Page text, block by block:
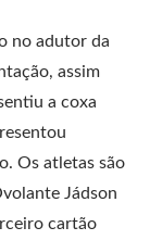
no adutor da
assim
a coxa
Os atletas são
Jádson
cartão